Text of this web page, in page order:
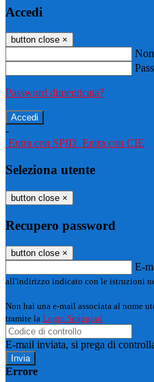
Accedi
button close ×
Password dimenticata?
-
Entra con SPID Entra con CIE
Seleziona utente
button close ×
Recupero password
button close ×
E-
all'indirizzo indicato con le istruzioni
Non hai una e-mail associata al nome
tramite la Login Spaggiari
E-mail inviata, si prega di
Errore